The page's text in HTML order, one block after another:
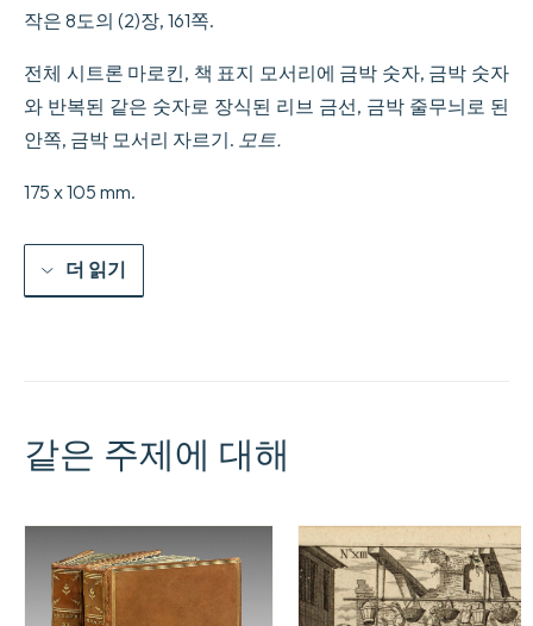
monsieur
de
수
량
작은 8도의 (2)장, 161쪽.
전체 시트론 마로킨, 책 표지 모서리에 금박 숫자, 금박 숫자
와 반복된 같은 숫자로 장식된 리브 금선, 금박 줄무늬로 된
안쪽, 금박 모서리 자르기. 모트.
175 x 105 mm.
더 읽기
같은 주제에 대해